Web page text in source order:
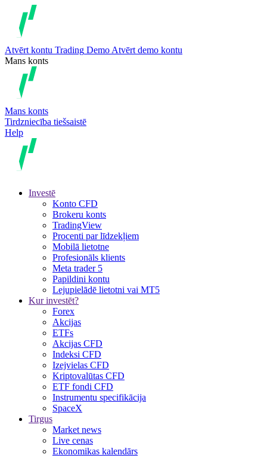
Atvērt kontu Trading Demo Atvērt demo kontu
Mans konts
Mans konts
Tirdzniecība tiešsaistē
Help
Investē
Konto CFD
Brokeru konts
TradingView
Procenti par līdzekļiem
Mobilā lietotne
Profesionāls klients
Meta trader 5
Papildini kontu
Lejupielādē lietotni vai MT5
Kur investēt?
Forex
Akcijas
ETFs
Akcijas CFD
Indeksi CFD
Izejvielas CFD
Kriptovalūtas CFD
ETF fondi CFD
Instrumentu specifikācija
SpaceX
Tirgus
Market news
Live cenas
Ekonomikas kalendārs